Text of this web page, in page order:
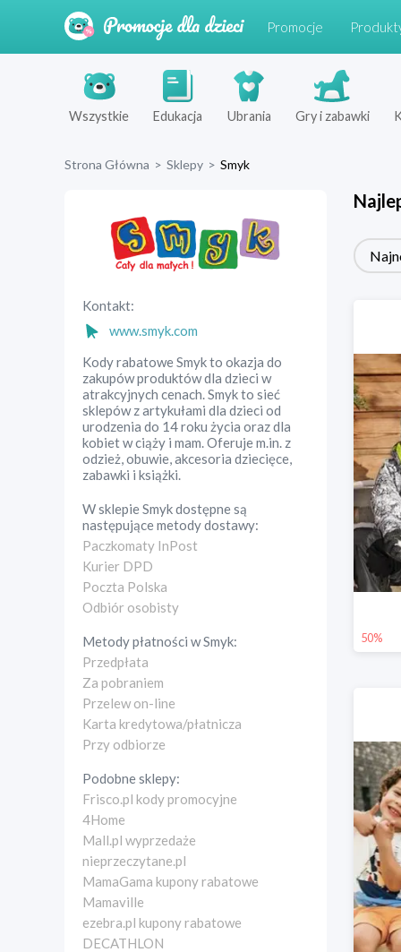
Promocje
Wszystkie Edukacja Ubrania Gry i zabawki
Strona Główna > Sklepy > Smyk
Kontakt:
www.smyk.com
Kody rabatowe Smyk to okazja do
zakupów produktów dla dzieci w
atrakcyjnych cenach. Smyk to sieć
sklepów z artykułami dla dzieci od
urodzenia do 14 roku życia oraz dla
kobiet w ciąży i mam. Oferuje m.in. z
odzież, obuwie, akcesoria dziecięce,
zabawki i książki.
W sklepieSmykdostępne są
następujące metody dostawy:
Paczkomaty InPost
Kurier DPD
Poczta Polska
Odbiór osobisty
Metody płatności wSmyk:
Przedpłata
Za pobraniem
Przelew on-line
Karta kredytowa/płatnicza
Przy odbiorze
Podobne sklepy:
Frisco.pl kody promocyjne
4Home
Mall.pl wyprzedaże
nieprzeczytane.pl
MamaGama kupony rabatowe
Mamaville
ezebra.pl kupony rabatowe
DECATHLON
50%